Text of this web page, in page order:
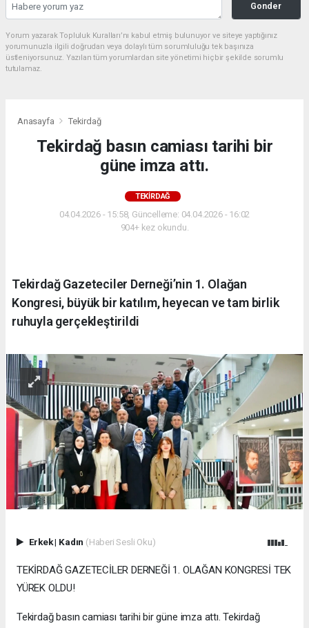
Gonder
Yorum yazarak Topluluk Kuralları’nı kabul etmiş bulunuyor ve siteye yaptığınız
yorumunuzla ilgili doğrudan veya dolaylı tüm sorumluluğu tek başınıza
üstleniyorsunuz. Yazılan tüm yorumlardan site yönetimi hiçbir şekilde sorumlu
tutulamaz.
Anasayfa Tekirdağ
Tekirdağ basın camiası tarihi bir
güne imza attı.
TEKIRDAĞ
04.04.2026 - 15:58, Güncelleme: 04.04.2026 - 16:02
904+ kez okundu.
Tekirdağ Gazeteciler Derneği’nin 1. Olağan
Kongresi, büyük bir katılım, heyecan ve tam birlik
ruhuyla gerçekleştirildi
Erkek| Kadın (Haberi Sesli Oku)
TEKİRDAĞ GAZETECİLER DERNEĞİ 1. OLAĞAN KONGRESİ TEK
YÜREK OLDU!
Tekirdağ basın camiası tarihi bir güne imza attı. Tekirdağ